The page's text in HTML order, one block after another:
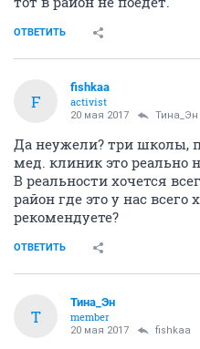
ОТВЕТИТЬ
F
fishkaa
activist
20 мая 2017 Тина_Эн
Да неужели? три школы,
мед. клиник это реально
В реальности хочется
район где это у нас всего
рекомендуете?
ОТВЕТИТЬ
Т
Тина_Эн
member
20 мая 2017 fishkaa